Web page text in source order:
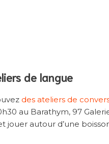
de langue
des ateliers de
au Barathym, 97
jouer autour d’une